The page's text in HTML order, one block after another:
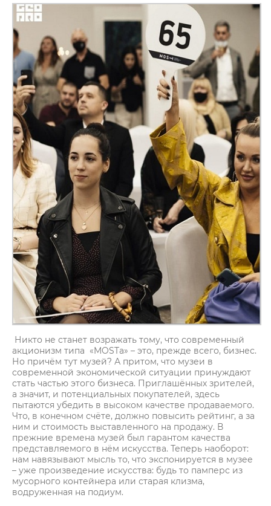
Никто не станет возражать тому, что современный
акционизм типа «MOSTа» – это, прежде всего, бизнес.
Но причём тут музей? А притом, что музеи в
современной экономической ситуации принуждают
стать частью этого бизнеса. Приглашённых зрителей,
а значит, и потенциальных покупателей, здесь
пытаются убедить в высоком качестве продаваемого.
Что, в конечном счёте, должно повысить рейтинг, а за
ним и стоимость выставленного на продажу. В
прежние времена музей был гарантом качества
представляемого в нём искусства. Теперь наоборот:
нам навязывают мысль то, что экспонируется в музее
– уже произведение искусства: будь то памперс из
мусорного контейнера или старая клизма,
водруженная на подиум.